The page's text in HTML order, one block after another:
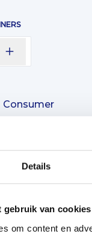
Details
gebruik van cookies
om content en
Consumer